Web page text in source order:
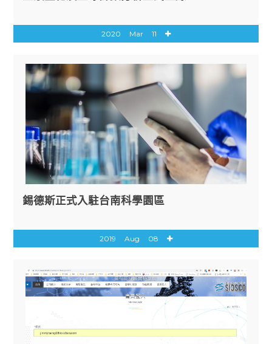
2020 Mar 11
錫德斯正式入駐台南科學園區
2019 Aug 08